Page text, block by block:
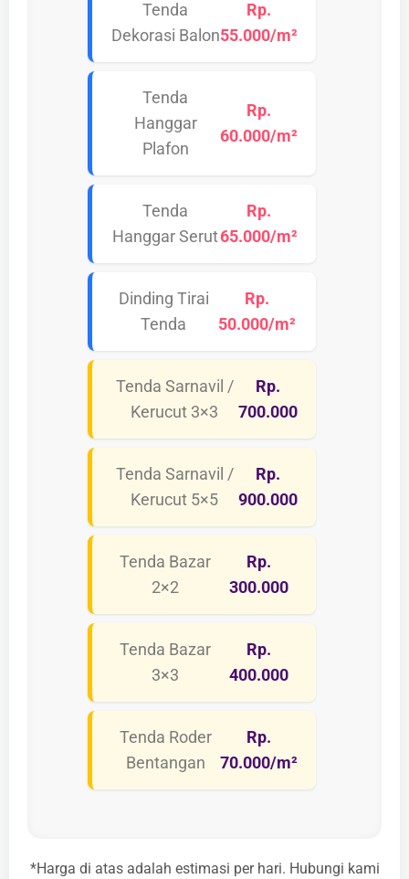
Tenda
Dekorasi Balon
Rp.
55.000/m²
Tenda
Hanggar
Plafon
Rp.
60.000/m²
Tenda
Hanggar Serut
Rp.
65.000/m²
Dinding Tirai
Tenda
Rp.
50.000/m²
Tenda Sarnavil /
Kerucut 3×3
Rp.
700.000
Tenda Sarnavil /
Kerucut 5×5
Rp.
900.000
Tenda Bazar
2×2
Rp.
300.000
Tenda Bazar
3×3
Rp.
400.000
Tenda Roder
Bentangan
Rp.
70.000/m²
*Harga di atas adalah estimasi per hari. Hubungi kami